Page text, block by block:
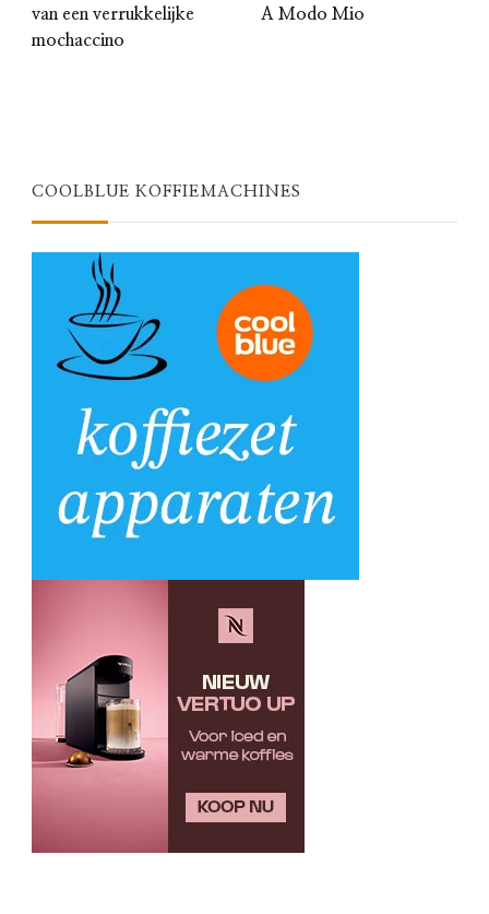
van een verrukkelijke
mochaccino
A Modo Mio
COOLBLUE KOFFIEMACHINES